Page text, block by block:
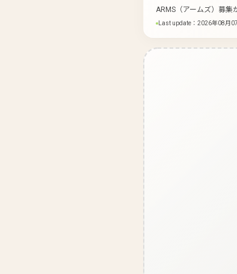
ARMS（アームズ）募集
Last update ： 2026年08月